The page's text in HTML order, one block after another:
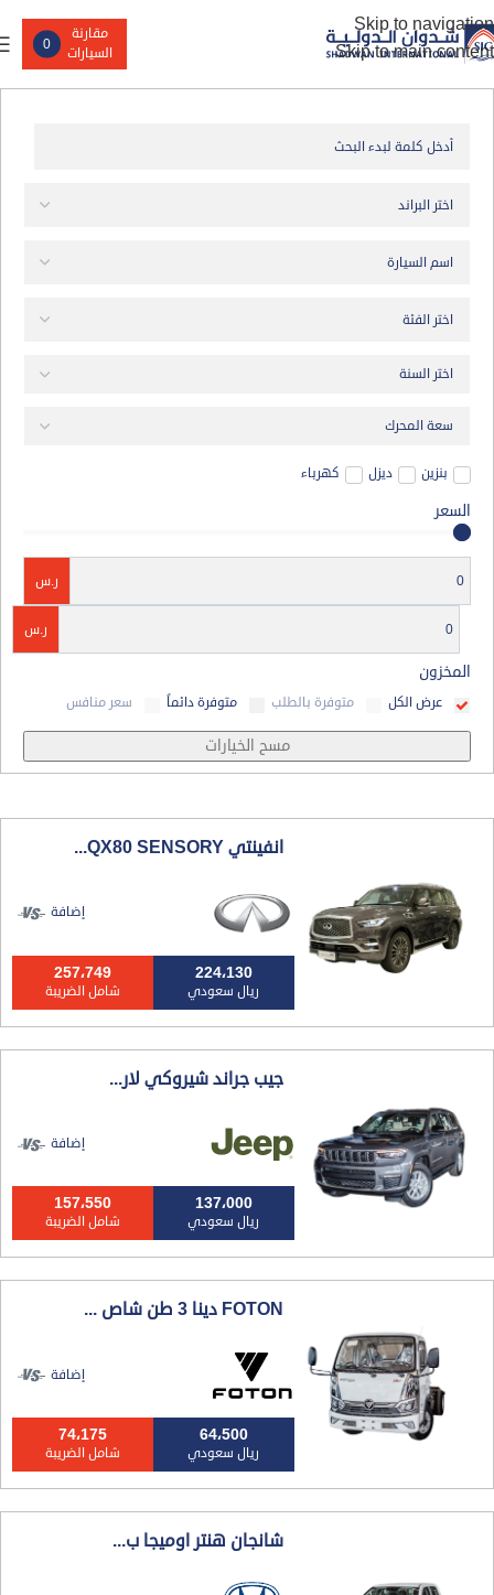
Skip to navigation
Skip to main content
مقارنة
السيارات
0
بنزين ديزل كهرباء
السعر
ر.س
ر.س
المخزون
عرض الكل متوفرة بالطلب متوفرة دائماً سعر منافس
مسح الخيارات
انفينتي QX80 SENSORY...
إضافة
224،130
ريال سعودي
257،749
شامل الضريبة
جيب جراند شيروكي لار...
إضافة
137،000
ريال سعودي
157،550
شامل الضريبة
FOTON دينا 3 طن شاص ...
إضافة
64،500
ريال سعودي
74،175
شامل الضريبة
شانجان هنتر اوميجا ب...